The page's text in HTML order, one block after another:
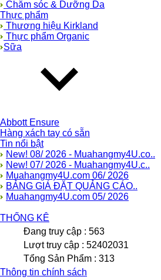
Chăm sóc & Dưỡng Da
Thực phẩm
Thương hiệu Kirkland
Thực phẩm Organic
Sữa
Abbott Ensure
Hàng xách tay có sẵn
Tin nổi bật
New! 08/ 2026 - Muahangmy4U.co..
New! 07/ 2026 - Muahangmy4U.c..
Muahangmy4U.com 06/ 2026
BẢNG GIÁ ĐẶT QUẢNG CÁO..
Muahangmy4U.com 05/ 2026
THỐNG KÊ
Đang truy cập : 563
Lượt truy cập : 52402031
Tổng Sản Phẩm : 313
Thông tin chính sách